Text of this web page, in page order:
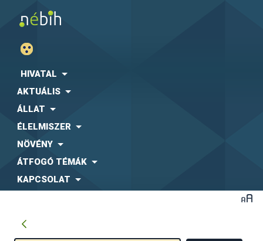
HIVATAL
AKTUÁLIS
ÁLLAT
ÉLELMISZER
NÖVÉNY
ÁTFOGÓ TÉMÁK
KAPCSOLAT